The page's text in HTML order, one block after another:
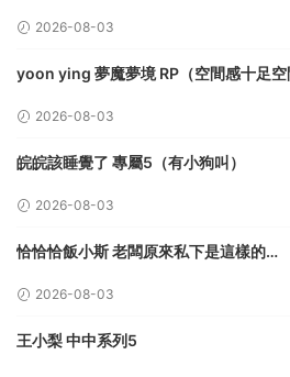
2026-08-03
yoon ying 夢魔夢境 RP（空間感十足空
2026-08-03
皖皖該睡覺了 專屬5（有小狗叫）
2026-08-03
恰恰恰飯小斯 老闆原來私下是這樣的…
2026-08-03
王小梨 中中系列5